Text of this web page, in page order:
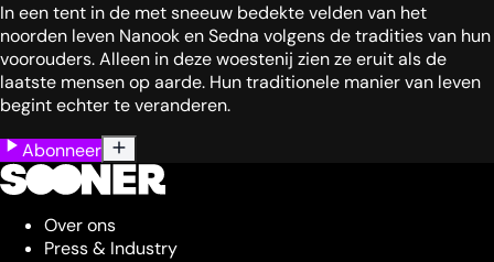
In een tent in de met sneeuw bedekte velden van het
noorden leven Nanook en Sedna volgens de tradities van hun
voorouders. Alleen in deze woestenij zien ze eruit als de
laatste mensen op aarde. Hun traditionele manier van leven
begint echter te veranderen.
Abonneer
Over ons
Press & Industry